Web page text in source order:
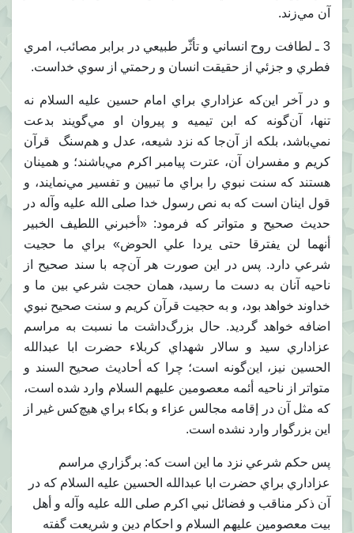
آن مي‌زند.
3 ـ لطافت روح انساني و تأثّر طبيعي در برابر مصائب، امري
فطري و جزئي از حقيقت انسان و رحمتي از سوي خداست.
و در آخر اين‌كه عزاداري براي امام حسين عليه السلام نه
تنها، آن‌گونه كه ابن تيميه و پيروان او مي‌گويند بدعت
نمي‌باشد، بلكه از آن‌جا كه نزد شيعه، عدل و هم‌سنگ قرآن
كريم و مفسران آن، عترت پيامبر اكرم مي‌باشند؛ و همينان
هستند كه سنت نبوي را براي ما تبيين و تفسير مي‌نمايند، و
قول اينان است كه به نص رسول خدا صلى الله عليه وآله در
حديث صحيح و متواتر كه فرمود: «أخبرني اللطيف الخبير
أنهما لن يفترقا حتى يردا علي الحوض» براي ما حجيت
شرعي دارد. پس در اين صورت هر‌ آن‌چه با سند صحيح از
ناحيه آنان به دست ما رسيد، همان حجت شرعي بين ما و
خداوند خواهد بود، و به حجيت قرآن كريم و سنت صحيح نبوي
اضافه خواهد گرديد. حال بزرگ‌داشت ما نسبت به مراسم
عزاداري سيد و سالار شهداي كربلاء حضرت ابا عبدالله
الحسين نيز، اين‌گونه است؛ چرا كه أحاديث صحيح السند و
متواتر از ناحيه أئمه معصومين عليهم السلام وارد شده است،
كه مثل آن در إقامه مجالس عزاء و بكاء براي هيچ‌كس غير از
اين بزرگوار وارد نشده است.
پس حكم شرعي نزد ما اين است كه: برگزاري مراسم
عزاداري براي حضرت ابا عبدالله الحسين عليه السلام‌ كه در
آن ذكر مناقب و فضائل نبي اكرم صلى الله عليه وآله و أهل
بيت معصومين عليهم السلام و احكام دين و شريعت گفته